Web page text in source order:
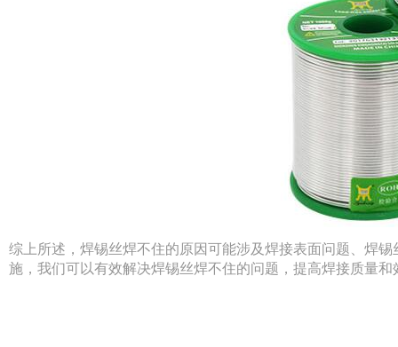
综上所述，焊锡丝焊不住的原因可能涉及焊接表面问题、焊
施，我们可以有效解决焊锡丝焊不住的问题，提高焊接质量和